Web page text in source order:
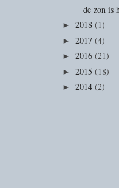
de zon is
► 2018 (1)
► 2017 (4)
► 2016 (21)
► 2015 (18)
► 2014 (2)